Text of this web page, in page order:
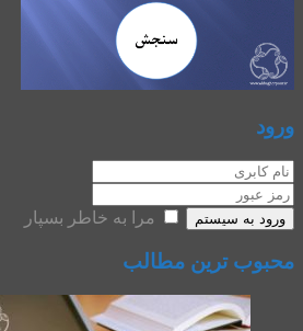
ورود
ورود به سیستم مرا به خاطر بسپار
محبوب ترین مطالب